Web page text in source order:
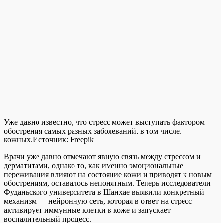
Уже давно известно, что стресс может выступать фактором
обострения самых разных заболеваний, в том числе,
кожных.Источник: Freepik
Врачи уже давно отмечают явную связь между стрессом и
дерматитами, однако то, как именно эмоциональные
переживания влияют на состояние кожи и приводят к новым
обострениям, оставалось непонятным. Теперь исследователи
Фуданьского университета в Шанхае выявили конкретный
механизм — нейронную сеть, которая в ответ на стресс
активирует иммунные клетки в коже и запускает
воспалительный процесс.